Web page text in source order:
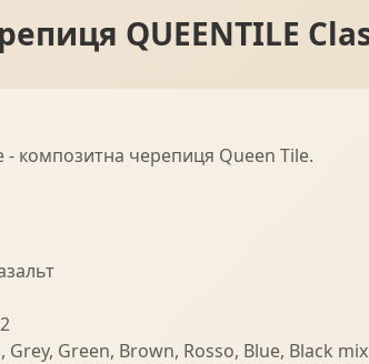
QUEENTILE
- композитна черепиця Queen Tile.
Green, Brown, Rosso, Blue, Black